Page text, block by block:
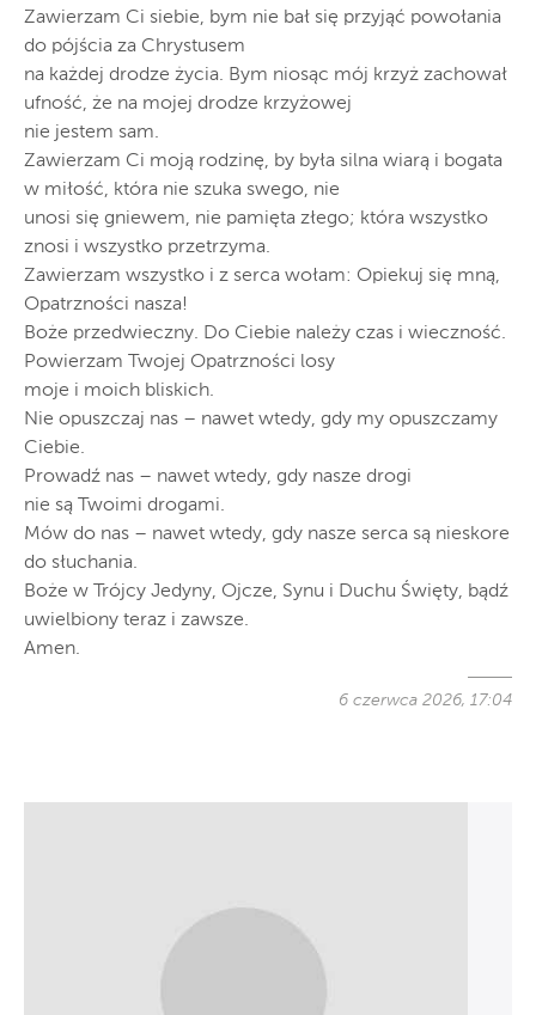
Zawierzam Ci siebie, bym nie bał się przyjąć powołania
do pójścia za Chrystusem
na każdej drodze życia. Bym niosąc mój krzyż zachował
ufność, że na mojej drodze krzyżowej
nie jestem sam.
Zawierzam Ci moją rodzinę, by była silna wiarą i bogata
w miłość, która nie szuka swego, nie
unosi się gniewem, nie pamięta złego; która wszystko
znosi i wszystko przetrzyma.
Zawierzam wszystko i z serca wołam: Opiekuj się mną,
Opatrzności nasza!
Boże przedwieczny. Do Ciebie należy czas i wieczność.
Powierzam Twojej Opatrzności losy
moje i moich bliskich.
Nie opuszczaj nas – nawet wtedy, gdy my opuszczamy
Ciebie.
Prowadź nas – nawet wtedy, gdy nasze drogi
nie są Twoimi drogami.
Mów do nas – nawet wtedy, gdy nasze serca są nieskore
do słuchania.
Boże w Trójcy Jedyny, Ojcze, Synu i Duchu Święty, bądź
uwielbiony teraz i zawsze.
Amen.
6 czerwca 2026, 17:04